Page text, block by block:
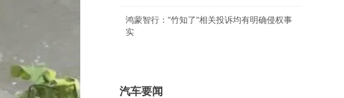
鸿蒙智行："竹知了"相关投诉均有明确侵权事
实
汽车要闻